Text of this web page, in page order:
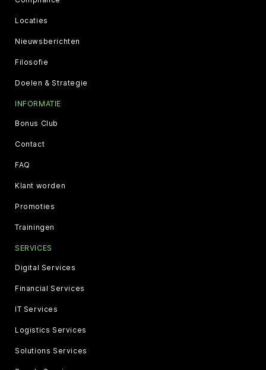
Locaties
Nieuwsberichten
Filosofie
Doelen & Strategie
INFORMATIE
Bonus Club
Contact
FAQ
Klant worden
Promoties
Trainingen
SERVICES
Digital Services
Financial Services
IT Services
Logistics Services
Solutions Services